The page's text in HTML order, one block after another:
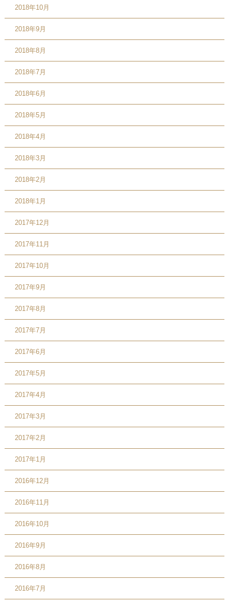
2018年10月
2018年9月
2018年8月
2018年7月
2018年6月
2018年5月
2018年4月
2018年3月
2018年2月
2018年1月
2017年12月
2017年11月
2017年10月
2017年9月
2017年8月
2017年7月
2017年6月
2017年5月
2017年4月
2017年3月
2017年2月
2017年1月
2016年12月
2016年11月
2016年10月
2016年9月
2016年8月
2016年7月